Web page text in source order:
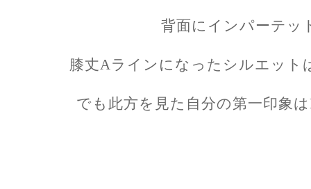
背面にインパーテッ
膝丈Aラインになったシルエット
でも此方を見た自分の第一印象